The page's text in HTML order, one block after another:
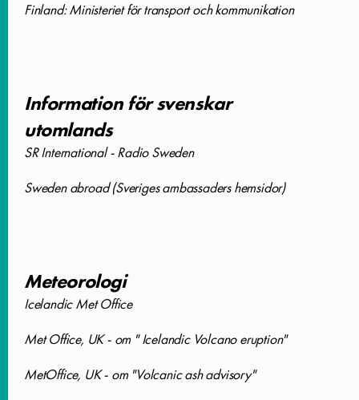
Finland: Ministeriet för transport och kommunikation
Information för svenskar
utomlands
SR International - Radio Sweden
Sweden abroad (Sveriges ambassaders hemsidor)
Meteorologi
Icelandic Met Office
Met Office, UK - om " Icelandic Volcano eruption"
MetOffice, UK - om "Volcanic ash advisory"